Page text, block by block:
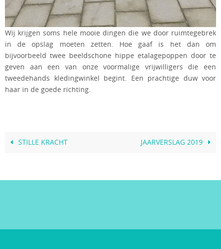
Wij krijgen soms hele mooie dingen die we door ruimtegebrek
in de opslag moeten zetten. Hoe gaaf is het dan om
bijvoorbeeld twee beeldschone hippe etalagepoppen door te
geven aan een van onze voormalige vrijwilligers die een
tweedehands kledingwinkel begint. Een prachtige duw voor
haar in de goede richting.
STILLE KRACHT JAARVERSLAG 2019